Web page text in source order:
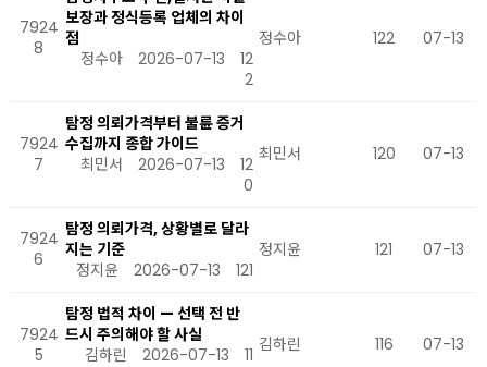
7924
8
보장과 정식등록 업체의 차이
점
정수아
2026-07-13
12
2
정수아 122 07-13
7924
7
탐정 의뢰가격부터 불륜 증거
수집까지 종합 가이드
최민서
2026-07-13
12
0
최민서 120 07-13
7924
6
탐정 의뢰가격, 상황별로 달라
지는 기준
정지윤
2026-07-13 121
정지윤 121 07-13
7924
5
탐정 법적 차이 — 선택 전 반
드시 주의해야 할 사실
김하린
2026-07-13
11 김하린 116 07-13